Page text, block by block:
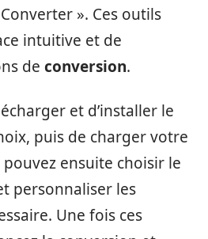
». Ces outils
intuitive et de
de conversion.
et d’installer le
puis de charger votre
ensuite choisir le
personnaliser les
Une fois ces